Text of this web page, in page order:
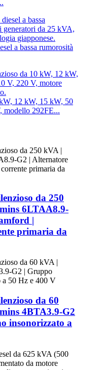
a bassa rumorosità
12 kW, 15 kW, 50
modello 292FE...
da 250
6LTAA8.9-
|
primaria da
da 60
4BTA3.9-G2
insonorizzato a